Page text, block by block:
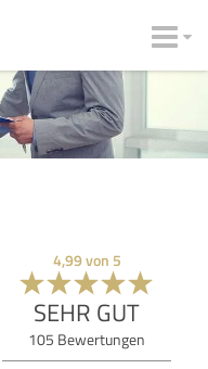
4,99von 5
SEHR GUT
105 Bewertungen